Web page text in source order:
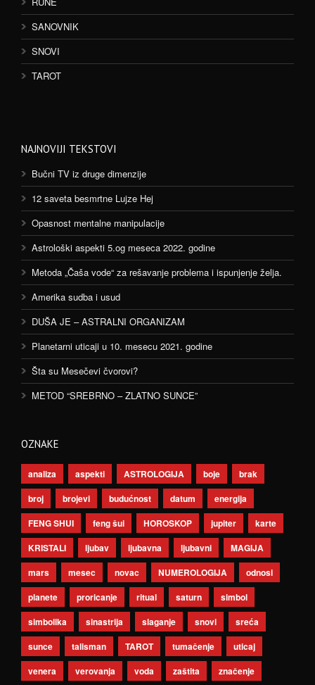
SANOVNIK
SNOVI
TAROT
NAJNOVIJI TEKSTOVI
Bučni TV iz druge dimenzije
12 saveta besmrtne Lujze Hej
Opasnost mentalne manipulacije
Astrološki aspekti 5.og meseca 2022. godine
Metoda „Čaša vode“ za rešavanje problema i ispunjenje želja.
Amerika sudba i usud
DUŠA JE – ASTRALNI ORGANIZAM
Planetarni uticaji u 10. mesecu 2021. godine
Šta su Mesečevi čvorovi?
METOD “SREBRNO – ZLATNO SUNCE”
OZNAKE
analiza aspekti ASTROLOGIJA boje
brak
broj
brojevi budućnost datum
energija
FENG SHUI
feng šui HOROSKOP jupiter
karte
KRISTALI
ljubav ljubavna ljubavni
MAGIJA
mars
mesec novac NUMEROLOGIJA
odnosi
planete
proricanje ritual saturn
simbol
simbolika
sinastrija slaganje snovi
sreća
sunce
talisman TAROT tumačenje
uticaj
venera
verovanja voda zaštita značenje